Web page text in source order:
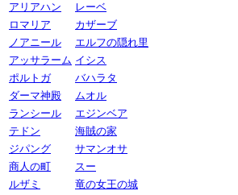
アリアハン
レーベ
ロマリア
カザーブ
ノアニール
エルフの隠れ里
アッサラーム イシス
ポルトガ
バハラタ
ダーマ神殿
ムオル
ランシール
エジンベア
テドン
海賊の家
ジパング
サマンオサ
商人の町
スー
ルザミ
竜の女王の城